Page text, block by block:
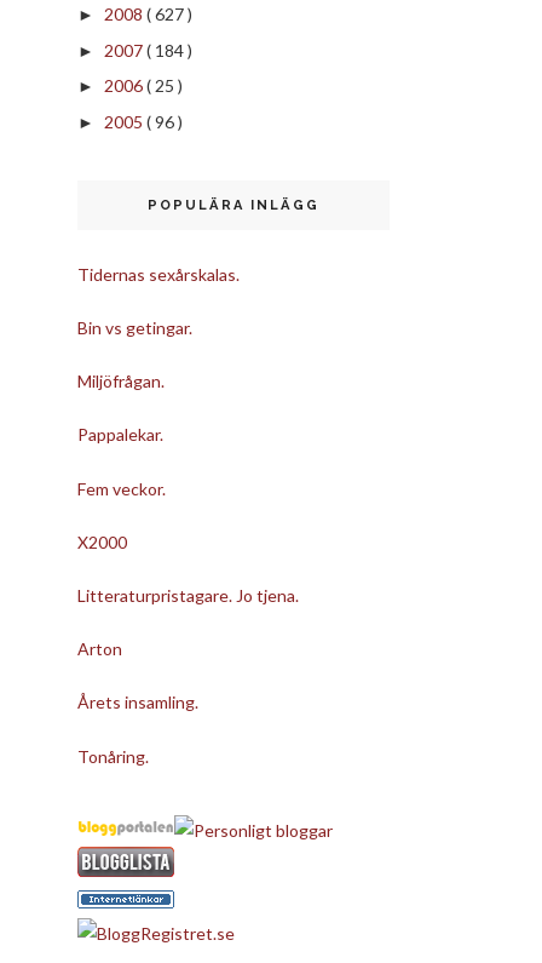
► 2008 ( 627 )
► 2007( 184 )
► 2006( 25 )
► 2005 ( 96 )
POPULÄRA INLÄGG
Tidernas sexårskalas.
Bin vs getingar.
Miljöfrågan.
Pappalekar.
Fem veckor.
X2000
Litteraturpristagare. Jo tjena.
Arton
Årets insamling.
Tonåring.